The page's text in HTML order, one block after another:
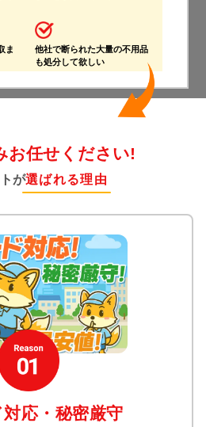
ま
他社で断られた大量の不用品
も処分して欲しい
お任せください!
が選ばれる理由
応・秘密厳守